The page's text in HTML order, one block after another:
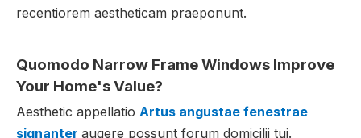
recentiorem aestheticam praeponunt.
Quomodo Narrow Frame Windows Improve
Your Home's Value?
Aesthetic appellatio Artus angustae fenestrae
signanter augere possunt forum domicilii tui.